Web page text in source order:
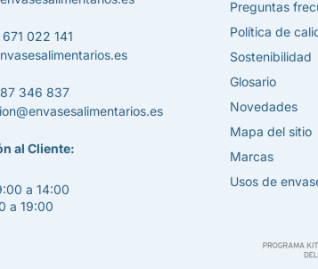
671 022 141
346 837
al Cliente:
a 14:00
a 19:00
Preguntas
Política de
Sostenibilidad
Glosario
Novedades
Mapa del sitio
Marcas
Usos de